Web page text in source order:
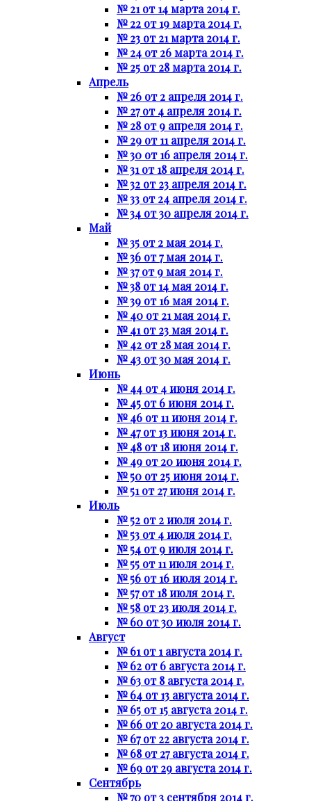
№ 21 от 14 марта 2014 г.
№ 22 от 19 марта 2014 г.
№ 23 от 21 марта 2014 г.
№ 24 от 26 марта 2014 г.
№ 25 от 28 марта 2014 г.
Апрель
№ 26 от 2 апреля 2014 г.
№ 27 от 4 апреля 2014 г.
№ 28 от 9 апреля 2014 г.
№ 29 от 11 апреля 2014 г.
№ 30 от 16 апреля 2014 г.
№ 31 от 18 апреля 2014 г.
№ 32 от 23 апреля 2014 г.
№ 33 от 24 апреля 2014 г.
№ 34 от 30 апреля 2014 г.
Май
№ 35 от 2 мая 2014 г.
№ 36 от 7 мая 2014 г.
№ 37 от 9 мая 2014 г.
№ 38 от 14 мая 2014 г.
№ 39 от 16 мая 2014 г.
№ 40 от 21 мая 2014 г.
№ 41 от 23 мая 2014 г.
№ 42 от 28 мая 2014 г.
№ 43 от 30 мая 2014 г.
Июнь
№ 44 от 4 июня 2014 г.
№ 45 от 6 июня 2014 г.
№ 46 от 11 июня 2014 г.
№ 47 от 13 июня 2014 г.
№ 48 от 18 июня 2014 г.
№ 49 от 20 июня 2014 г.
№ 50 от 25 июня 2014 г.
№ 51 от 27 июня 2014 г.
Июль
№ 52 от 2 июля 2014 г.
№ 53 от 4 июля 2014 г.
№ 54 от 9 июля 2014 г.
№ 55 от 11 июля 2014 г.
№ 56 от 16 июля 2014 г.
№ 57 от 18 июля 2014 г.
№ 58 от 23 июля 2014 г.
№ 60 от 30 июля 2014 г.
Август
№ 61 от 1 августа 2014 г.
№ 62 от 6 августа 2014 г.
№ 63 от 8 августа 2014 г.
№ 64 от 13 августа 2014 г.
№ 65 от 15 августа 2014 г.
№ 66 от 20 августа 2014 г.
№ 67 от 22 августа 2014 г.
№ 68 от 27 августа 2014 г.
№ 69 от 29 августа 2014 г.
Сентябрь
№ 70 от 3 сентября 2014 г.